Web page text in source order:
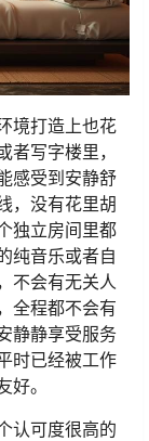
境打造上也花
写字楼里，
感受到安静舒
，没有花里胡
独立房间里都
纯音乐或者自
不会有无关人
全程都不会有
静静享受服务
时已经被工作
。
认可度很高的